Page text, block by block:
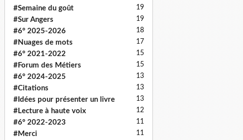
#Semaine du goût 19
#Sur Angers 19
#6° 2025-2026 18
#Nuages de mots 17
#6° 2021-2022 15
#Forum des Métiers 15
#6° 2024-2025 13
#Citations 13
#Idées pour présenter un livre 13
#Lecture à haute voix 12
#6° 2022-2023 11
#Merci 11